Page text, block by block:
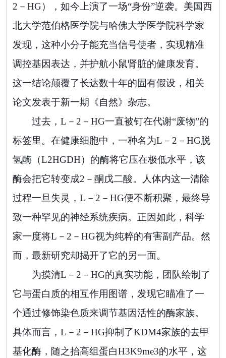
2－HG），如今上演了一场“身份”逆袭。美国西
北大学范伯格医学院与哈佛大学医学院科学家
发现，这种小分子能充当信号使者，实现精准
调控基因表达，并护航小鼠肾脏的健康发育。
这一结论颠覆了长达数十年的固有假设，相关
论文发表于新一期《自然》杂志。
过去，L－2－HG一直被钉在代谢“废物”的
标签里。在健康细胞中，一种名为L－2－HG脱
氢酶（L2HGDH）的酶将它压在极低水平，该
酶会把它转变成2－酮戊二酸。人体内这一清除
过程一旦失灵，L－2－HG便不断积聚，最终导
致一种罕见的神经系统疾病。正因如此，科学
家一度将L－2－HG视为纯粹的有害副产品。然
而，最新研究却揭开了它的另一面。
为摸清L－2－HG的真实功能，团队绘制了
它与蛋白质的相互作用图谱，发现它瞄准了一
个通过修饰染色质来调节基因活性的酶家族。
具体而言，L－2－HG抑制了KDM4家族的去甲
基化酶，随之抬高组蛋白H3K9me3的水平，这